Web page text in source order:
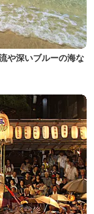
や深いブルーの海な